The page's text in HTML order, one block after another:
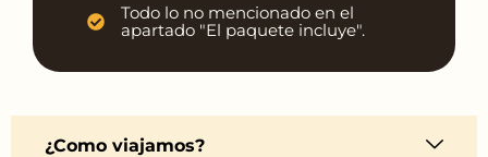
Todo lo no mencionado en el
apartado "El paquete incluye".
¿Como viajamos?